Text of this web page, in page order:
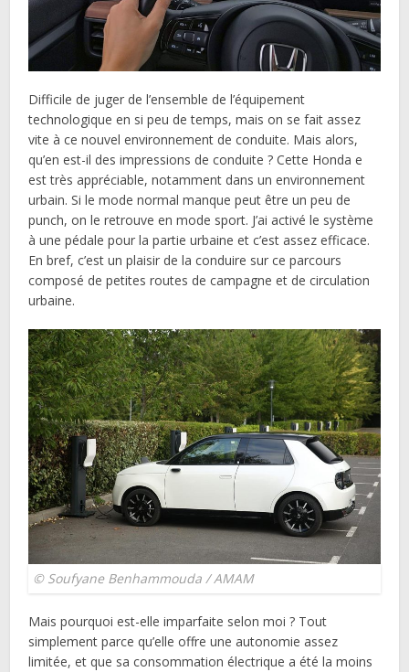
Difficile de juger de l’ensemble de l’équipement
technologique en si peu de temps, mais on se fait assez
vite à ce nouvel environnement de conduite. Mais alors,
qu’en est-il des impressions de conduite ? Cette Honda e
est très appréciable, notamment dans un environnement
urbain. Si le mode normal manque peut être un peu de
punch, on le retrouve en mode sport. J’ai activé le système
à une pédale pour la partie urbaine et c’est assez efficace.
En bref, c’est un plaisir de la conduire sur ce parcours
composé de petites routes de campagne et de circulation
urbaine.
© Soufyane Benhammouda / AMAM
Mais pourquoi est-elle imparfaite selon moi ? Tout
simplement parce qu’elle offre une autonomie assez
limitée, et que sa consommation électrique a été la moins